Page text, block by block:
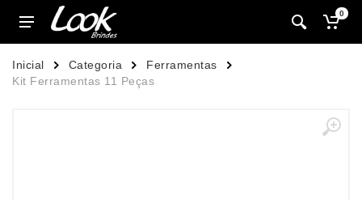
0
Inicial Categoria
Ferramentas
Kit Ferramentas 11 Peças